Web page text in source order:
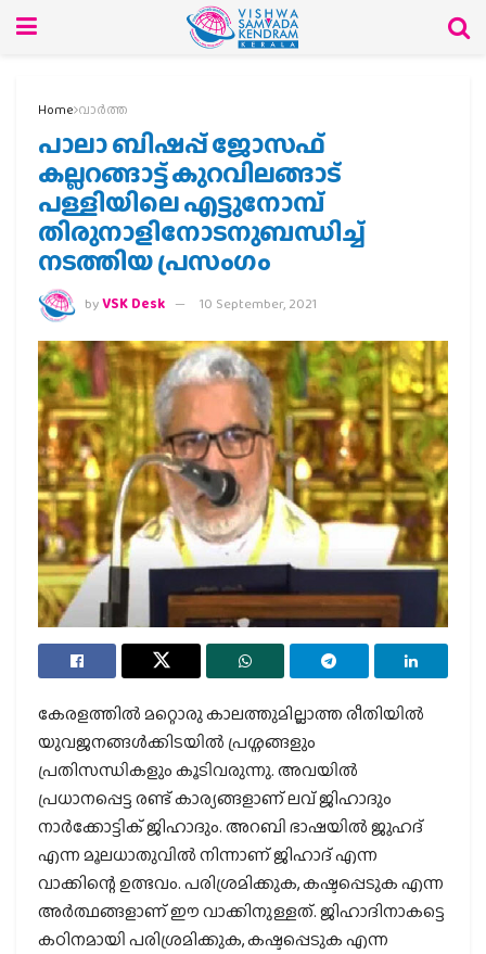
Home വാര്‍ത്ത
പാലാ ബിഷപ്പ് ജോസഫ്
കല്ലറങ്ങാട്ട് കുറവിലങ്ങാട്
പള്ളിയിലെ എട്ടുനോമ്പ്
തിരുനാളിനോടനുബന്ധിച്ച്
നടത്തിയ പ്രസംഗം
byVSK Desk 10 September, 2021
കേരളത്തില്‍ മറ്റൊരു കാലത്തുമില്ലാത്ത രീതിയില്‍
യുവജനങ്ങള്‍ക്കിടയില്‍ പ്രശ്നങ്ങളും
പ്രതിസന്ധികളും കൂടിവരുന്നു. അവയില്‍
പ്രധാനപ്പെട്ട രണ്ട് കാര്യങ്ങളാണ് ലവ് ജിഹാദും
നാര്‍ക്കോട്ടിക് ജിഹാദും. അറബി ഭാഷയില്‍ ജുഹദ്
എന്ന മൂലധാതുവില്‍ നിന്നാണ് ജിഹാദ് എന്ന
വാക്കിന്റെ ഉത്ഭവം. പരിശ്രമിക്കുക, കഷ്ടപ്പെടുക എന്ന
അര്‍ത്ഥങ്ങളാണ് ഈ വാക്കിനുള്ളത്. ജിഹാദിനാകട്ടെ
കഠിനമായി പരിശ്രമിക്കുക, കഷ്ടപ്പെടുക എന്ന